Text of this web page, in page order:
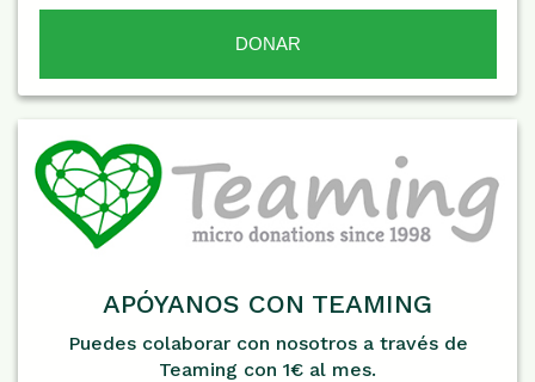
APÓYANOS CON TEAMING
Puedes colaborar con nosotros a través de
Teaming con 1€ al mes.